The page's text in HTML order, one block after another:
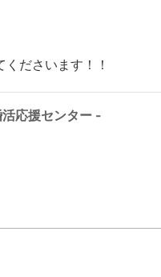
ださいます！！
応援センター -